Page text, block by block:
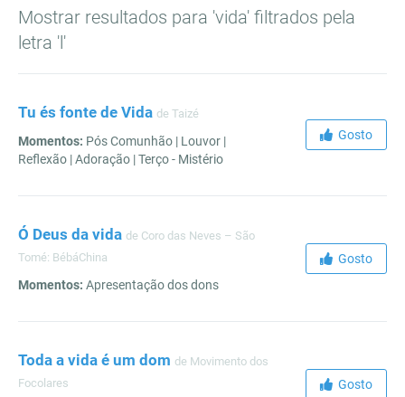
Mostrar resultados para 'vida' filtrados pela
letra 'l'
Tu és fonte de Vida de Taizé
Momentos: Pós Comunhão | Louvor |
Reflexão | Adoração | Terço - Mistério
Gosto
Ó Deus da vida de Coro das Neves – São
Tomé: BébáChina
Momentos: Apresentação dos dons
Gosto
Toda a vida é um dom de Movimento dos
Focolares
Gosto